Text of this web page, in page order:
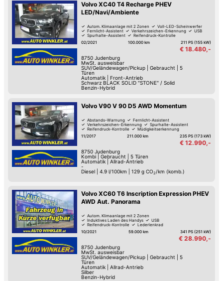
Volvo XC40 T4 Recharge PHEV
LED/Navi/Ambiente
Autom. Klimaanlage mit 2 Zonen
Voll-LED-Scheinwerfer
Fernlicht-Assistent
Verkehrszeichen-Erkennung
USB
Spurhalte-Assistent
Reifendruck-Kontrolle
Müdigkeitserkennung
02/2021 100.000 km 211 PS (155 kW)
€ 18.480,-
8750 Judenburg
MwSt. ausweisbar
SUV/Geländewagen/Pickup| Gebraucht
5
Türen
Automatik| Front-Antrieb
Schwarz BLACK SOLID "STONE" / Solid
Benzin-Hybrid
Volvo V90 V 90 D5 AWD Momentum
Abstands-Warnung
Fernlicht-Assistent
Verkehrszeichen-Erkennung
Spurhalte-Assistent
Reifendruck-Kontrolle
Müdigkeitserkennung
Lederlenkrad
LED-Scheinwerfer
11/2017 211.000 km 235 PS (173 kW)
€ 12.990,-
8750 Judenburg
Kombi| Gebraucht
5 Türen
Automatik| Allrad-Antrieb
-
Diesel
4.9 l/100km 129 g CO2 /km (komb.)
Volvo XC60 T6 Inscription Expression PHEV
AWD Aut. Panorama
Autom. Klimaanlage mit 2 Zonen
Induktives Laden des Handys
USB
Reifendruck-Kontrolle
Lederlenkrad
Hill Holder / Berg-Anfahrhilfe
Park-Kamera
10/2021 59.000 km 341 PS (251 kW)
€ 28.990,-
8750 Judenburg
MwSt. ausweisbar
SUV/Geländewagen/Pickup| Gebraucht
5
Türen
Automatik| Allrad-Antrieb
Silber
Benzin-Hybrid